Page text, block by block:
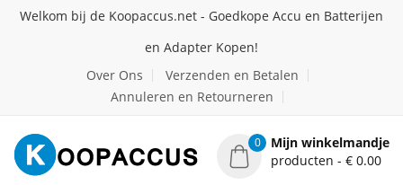
Welkom bij de Koopaccus.net - Goedkope Accu en Batterijen
en Adapter Kopen!
Over Ons
Verzenden en Betalen
Annuleren en Retourneren
0
Mijn winkelmandje
producten - € 0.00